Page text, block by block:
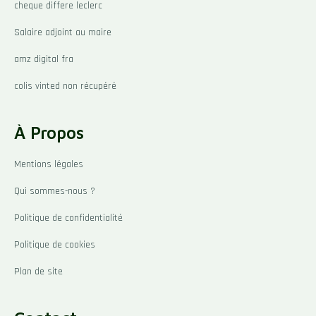
b
k
l
h
m
cheque differe leclerc
Salaire adjoint au maire
amz digital fra
colis vinted non récupéré
À Propos
Mentions légales
Qui sommes-nous ?
Politique de confidentialité
Politique de cookies
Plan de site